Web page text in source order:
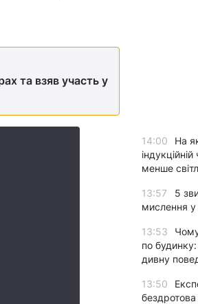
та взяв участь у
14:00
На
менше
13:57
5
мислення
13:53
по
дивну
13:50